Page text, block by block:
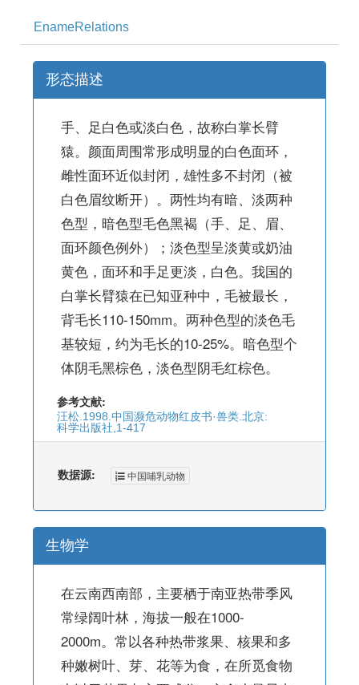
EnameRelations
形态描述
手、足白色或淡白色，故称白掌长臂
猿。颜面周围常形成明显的白色面环，
雌性面环近似封闭，雄性多不封闭（被
白色眉纹断开）。两性均有暗、淡两种
色型，暗色型毛色黑褐（手、足、眉、
面环颜色例外）；淡色型呈淡黄或奶油
黄色，面环和手足更淡，白色。我国的
白掌长臂猿在已知亚种中，毛被最长，
背毛长110-150mm。两种色型的淡色毛
基较短，约为毛长的10-25%。暗色型个
体阴毛黑棕色，淡色型阴毛红棕色。
参考文献:
汪松.1998.中国濒危动物红皮书·兽类.北京:
科学出版社,1-417
数据源: 中国哺乳动物
生物学
在云南西南部，主要栖于南亚热带季风
常绿阔叶林，海拔一般在1000-
2000m。常以各种热带浆果、核果和多
种嫩树叶、芽、花等为食，在所觅食物